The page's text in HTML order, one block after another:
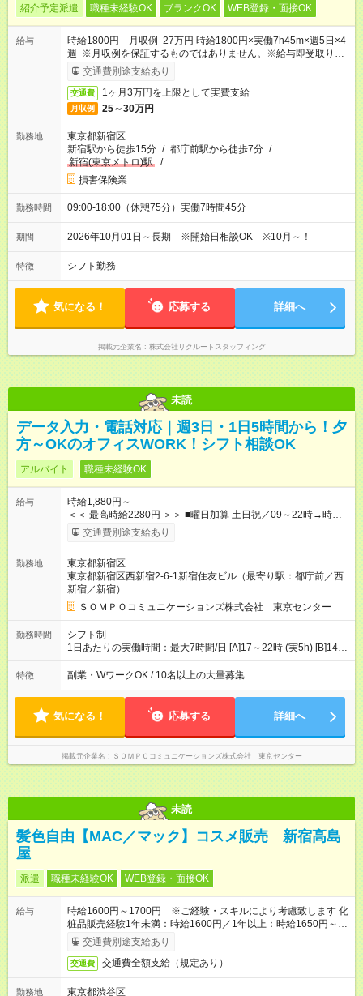
紹介予定派遣 職種未経験OK ブランクOK WEB登録・面接OK
給与
時給1800円 月収例 27万円 時給1800円×実働7h45m×週5日×4
週 ※月収例を保証するものではありません。※給与即受取りサ
ービス利用可（利用条件有）
交通費別途支給あり
交通費 1ヶ月3万円を上限として実費支給
月収例 25～30万円
勤務地
東京都新宿区
新宿駅から徒歩15分 / 都庁前駅から徒歩7分 /
新宿(東京メトロ)駅
/ …
損害保険業
勤務時間 09:00-18:00（休憩75分）実働7時間45分
期間 2026年10月01日～長期 ※開始日相談OK ※10月～！
特徴 シフト勤務
気になる！ 応募する 詳細へ
掲載元企業名 株式会社リクルートスタッフィング
未読
データ入力・電話対応｜週3日・1日5時間から！夕
方～OKのオフィスWORK！シフト相談OK
アルバイト 職種未経験OK
給与
時給1,880円～
＜＜ 最高時給2280円 ＞＞ ■曜日加算 土日祝／09～22時→時給
＋400円 ■時間加算 月曜／09～12時→時給＋200円 月曜／17～
22時→時給＋200円 金曜／17～22時→時給＋400円 ■導入研
━━━━━━━━━━━━━━━ ■月収例 ◎ロングシフト（週3日×実7h） [1]
金曜日収：15160円×4日＝60640円 [2]土曜日収：15960円×5日
＝79800円 [3]日曜日収：15960円×5日＝79800円 [1]＋[2]＋[3]＝
月収22万240円 ◎ショートシフト（週3日×実5h） [1]月曜日収：
10400円×4日＝41600円 [2]金曜日収：11400円×4日＝45600円
[3]土曜日収：11400円×5日＝57000円 [1]＋[2]＋[3]＝月収14万
4200円 【試用期間】試用期間あり 試用期間の長さ：3ヶ月 ※ 雇
態：本採用時と同じです。 給与：時給 1,780円以上 ※各加算給
無
交通費別途支給あり
勤務地
東京都新宿区
東京都新宿区西新宿2-6-1新宿住友ビル（最寄り駅：都庁前／西
新宿／新宿）
ＳＯＭＰＯコミュニケーションズ株式会社 東京センター
勤務時間
シフト制
1日あたりの実働時間：最大7時間/日 [A]17～22時 (実5h) [B]14～
22時 (実7h/休1h） ★週3～5日※土or日必須 ◎休日：平日メイン
※[B]OJT終了後要相談 ◎下記選択制 （1）曜日固定 週3～・土or
選択可 ▶ご確認 祝日/GW/年末年始等も シフト通りの出勤が必要
です
特徴 副業・WワークOK / 10名以上の大量募集
気になる！ 応募する 詳細へ
掲載元企業名 ＳＯＭＰＯコミュニケーションズ株式会社 東京センター
未読
髪色自由【MAC／マック】コスメ販売 新宿高島
屋
派遣 職種未経験OK WEB登録・面接OK
給与
時給1600円～1700円 ※ご経験・スキルにより考慮致します 化
粧品販売経験1年未満：時給1600円／1年以上：時給1650円～
1700円
交通費別途支給あり
交通費 交通費全額支給（規定あり）
勤務地
東京都渋谷区